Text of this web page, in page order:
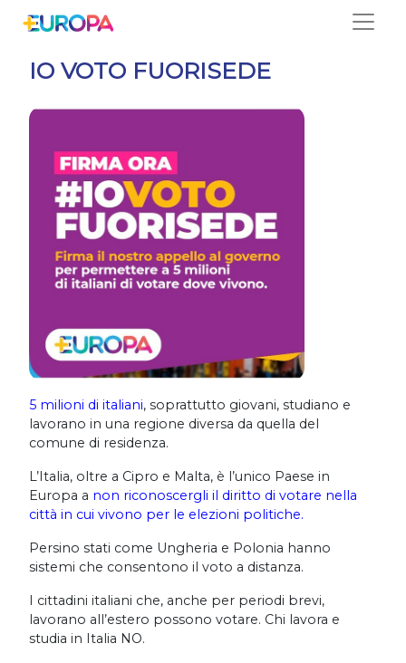
IO VOTO FUORISEDE
5 milioni di italiani, soprattutto giovani, studiano e
lavorano in una regione diversa da quella del
comune di residenza.
L’Italia, oltre a Cipro e Malta, è l’unico Paese in
Europa a non riconoscergli il diritto di votare nella
città in cui vivono per le elezioni politiche.
Persino stati come Ungheria e Polonia hanno
sistemi che consentono il voto a distanza.
I cittadini italiani che, anche per periodi brevi,
lavorano all’estero possono votare. Chi lavora e
studia in Italia NO.